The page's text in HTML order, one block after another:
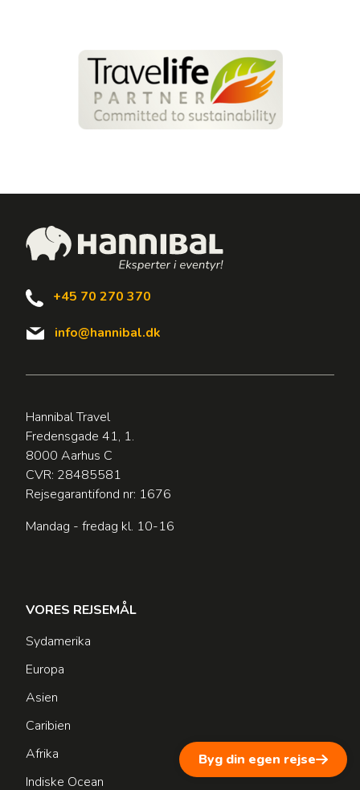
Byg din egen rejse
+45 70 270 370
info@hannibal.dk
Hannibal Travel
Fredensgade 41, 1.
8000 Aarhus C
CVR: 28485581
Rejsegarantifond nr: 1676
Mandag - fredag kl. 10-16
VORES REJSEMÅL
Sydamerika
Europa
Asien
Caribien
Afrika
Indiske Ocean